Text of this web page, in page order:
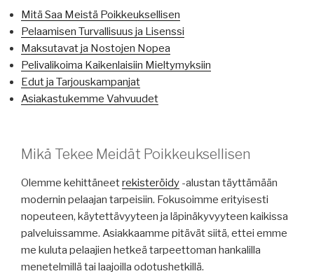
Mitä Saa Meistä Poikkeuksellisen
Pelaamisen Turvallisuus ja Lisenssi
Maksutavat ja Nostojen Nopea
Pelivalikoima Kaikenlaisiin Mieltymyksiin
Edut ja Tarjouskampanjat
Asiakastukemme Vahvuudet
Mikä Tekee Meidät Poikkeuksellisen
Olemme kehittäneetrekisteröidy -alustan täyttämään
modernin pelaajan tarpeisiin. Fokusoimme erityisesti
nopeuteen, käytettävyyteen ja läpinäkyvyyteen kaikissa
palveluissamme. Asiakkaamme pitävät siitä, ettei emme
me kuluta pelaajien hetkeä tarpeettoman hankalilla
menetelmillä tai laajoilla odotushetkillä.